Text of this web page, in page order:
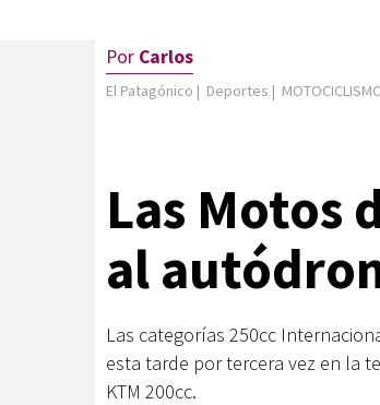
Por Carlos
El Patagónico | Deportes |
Las Motos
al
Las categorías 250cc
esta tarde por tercera vez en la
KTM 200cc.